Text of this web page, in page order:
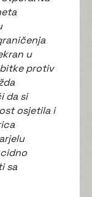
u
protiv
da si
osjetila i
sa